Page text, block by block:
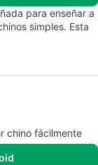
para enseñar a
simples. Esta
chino fácilmente